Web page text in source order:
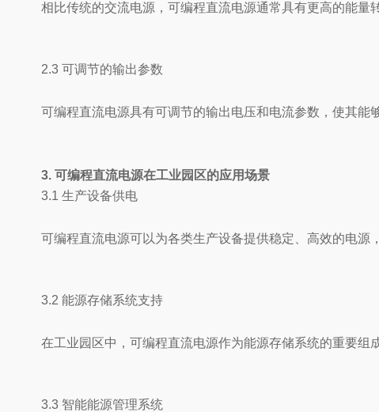
相比传统的交流电源，可编程直流电源通常具有更高的能量
2.3 可调节的输出参数
可编程直流电源具有可调节的输出电压和电流参数，使其能
3. 可编程直流电源在工业园区的应用场景
3.1 生产设备供电
可编程直流电源可以为各类生产设备提供稳定、高效的电源
3.2 能源存储系统支持
在工业园区中，可编程直流电源作为能源存储系统的重要组
3.3 智能能源管理系统